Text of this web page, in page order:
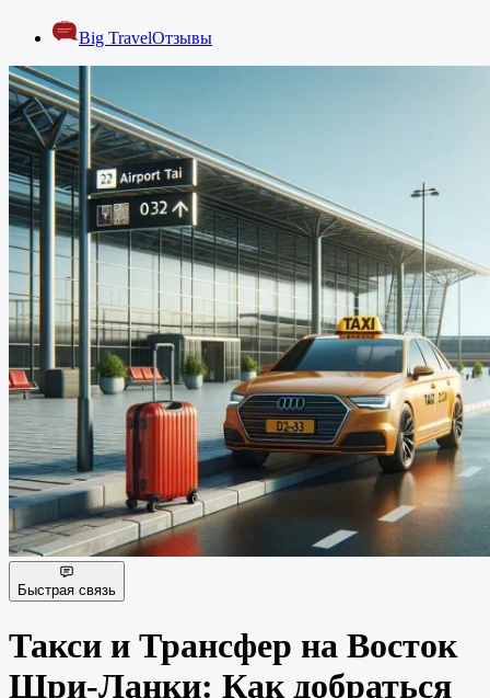
Big TravelОтзывы
Быстрая связь
Такси и Трансфер на Восток
Шри-Ланки: Как добраться